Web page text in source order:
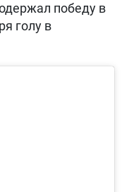
победу в
голу в